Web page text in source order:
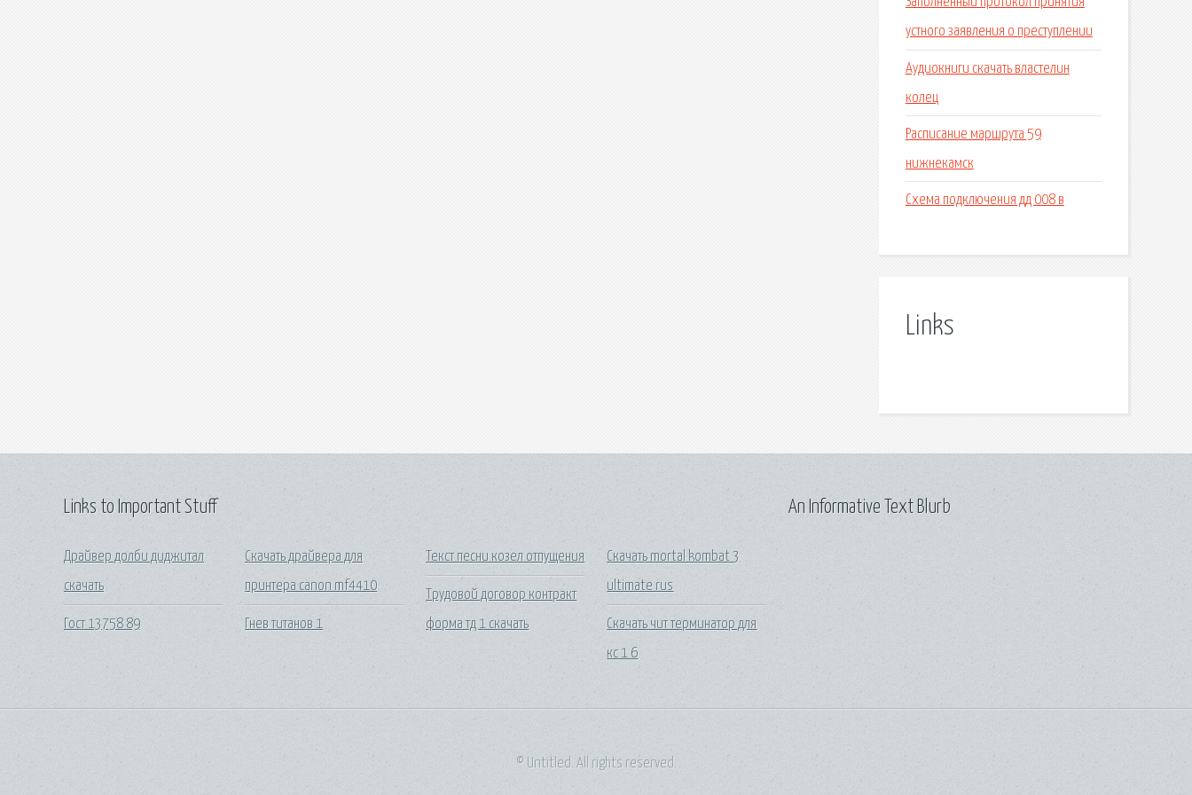
устного заявления о преступлении
Аудиокниги скачать властелин
колец
Расписание маршрута 59
нижнекамск
Схема подключения дд 008 в
Links
Links to Important Stuff
Драйвер долби диджитал
скачать
Гост 13758 89
Скачать драйвера для
принтера canon mf4410
Гнев титанов 1
Текст песни козел отпущения
Трудовой договор контракт
форма тд 1 скачать
Скачать mortal kombat 3
ultimate rus
Скачать чит терминатор для
кс 1 6
An Informative Text Blurb
© Untitled. All rights reserved.